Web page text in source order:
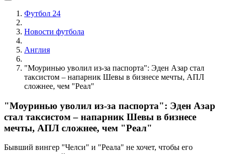
Футбол 24
Новости футбола
Англия
"Моуринью уволил из-за паспорта": Эден Азар стал
таксистом – напарник Шевы в бизнесе мечты, АПЛ
сложнее, чем "Реал"
"Моуринью уволил из-за паспорта": Эден Азар
стал таксистом – напарник Шевы в бизнесе
мечты, АПЛ сложнее, чем "Реал"
Бывший вингер "Челси" и "Реала" не хочет, чтобы его